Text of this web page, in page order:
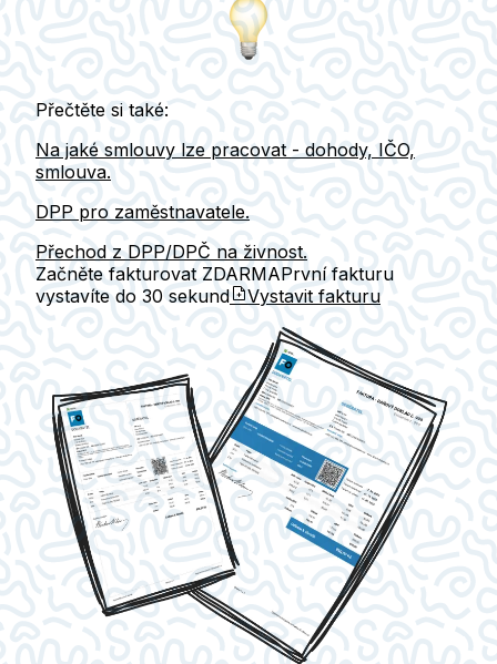
Přečtěte si také:
Na jaké smlouvy lze pracovat - dohody, IČO,
smlouva.
DPP pro zaměstnavatele.
Přechod z DPP/DPČ na živnost.
Začněte fakturovat ZDARMAPrvní fakturu
vystavíte do 30 sekund Vystavit fakturu